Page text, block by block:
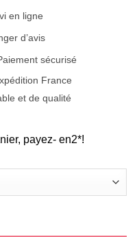
en ligne
d’avis
sécurisé
France
et de qualité
payez- en2*!
bumper antichoc pour